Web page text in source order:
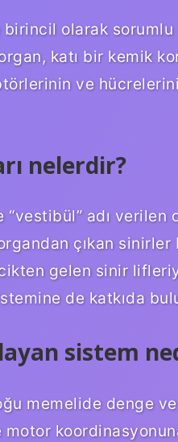
olarak
katı bir kemik
ve
nelerdir?
adı
çıkan sinirler
gelen sinir
de katkıda
sistem
memelide denge